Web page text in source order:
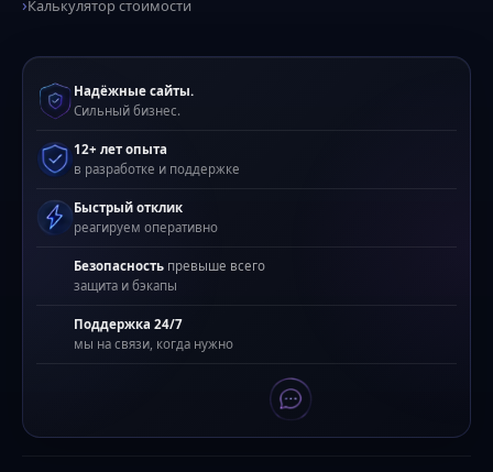
Калькулятор стоимости
Надёжные сайты.
Сильный бизнес.
12+ лет опыта
в разработке и поддержке
Быстрый отклик
реагируем оперативно
Безопасность превыше всего
защита и бэкапы
Поддержка 24/7
мы на связи, когда нужно